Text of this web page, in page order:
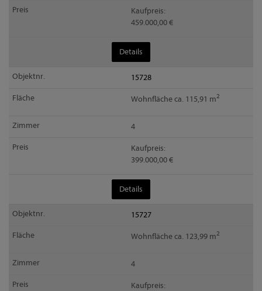
Kaufpreis:
459.000,00 €
Details
15728
Wohnfläche ca. 115,91 m2
4
Kaufpreis:
399.000,00 €
Details
15727
Wohnfläche ca. 123,99 m2
4
Kaufpreis: